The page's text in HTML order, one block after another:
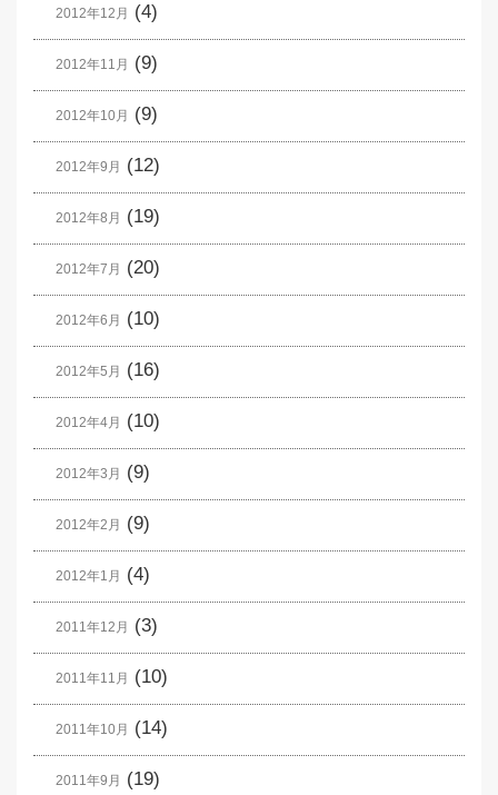
2012年12月 (4)
2012年11月 (9)
2012年10月 (9)
2012年9月 (12)
2012年8月 (19)
2012年7月 (20)
2012年6月 (10)
2012年5月 (16)
2012年4月 (10)
2012年3月 (9)
2012年2月 (9)
2012年1月 (4)
2011年12月 (3)
2011年11月 (10)
2011年10月 (14)
2011年9月 (19)